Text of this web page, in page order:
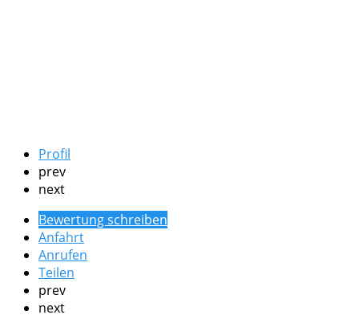
Profil
prev
next
Bewertung schreiben
Anfahrt
Anrufen
Teilen
prev
next